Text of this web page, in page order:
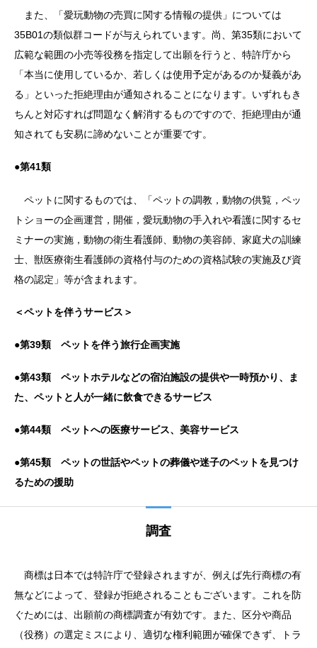
また、「愛玩動物の売買に関する情報の提供」については
35B01の類似群コードが与えられています。尚、第35類において
広範な範囲の小売等役務を指定して出願を行うと、特許庁から
「本当に使用しているか、若しくは使用予定があるのか疑義があ
る」といった拒絶理由が通知されることになります。いずれもき
ちんと対応すれば問題なく解消するものですので、拒絶理由が通
知されても安易に諦めないことが重要です。
●第41類
ペットに関するものでは、「ペットの調教，動物の供覧，ペッ
トショーの企画運営，開催，愛玩動物の手入れや看護に関するセ
ミナーの実施，動物の衛生看護師、動物の美容師、家庭犬の訓練
士、獣医療衛生看護師の資格付与のための資格試験の実施及び資
格の認定」等が含まれます。
＜ペットを伴うサービス＞
●第39類 ペットを伴う旅行企画実施
●第43類 ペットホテルなどの宿泊施設の提供や一時預かり、ま
た、ペットと人が一緒に飲食できるサービス
●第44類 ペットへの医療サービス、美容サービス
●第45類 ペットの世話やペットの葬儀や迷子のペットを見つけ
るための援助
調査
商標は日本では特許庁で登録されますが、例えば先行商標の有
無などによって、登録が拒絶されることもございます。これを防
ぐためには、出願前の商標調査が有効です。また、区分や商品
（役務）の選定ミスにより、適切な権利範囲が確保できず、トラ